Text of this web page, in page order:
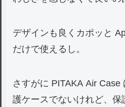
デザインも良くカポッと
だけで使えるし。
さすがに PITAKA Air Case
護ケースでないけれど、